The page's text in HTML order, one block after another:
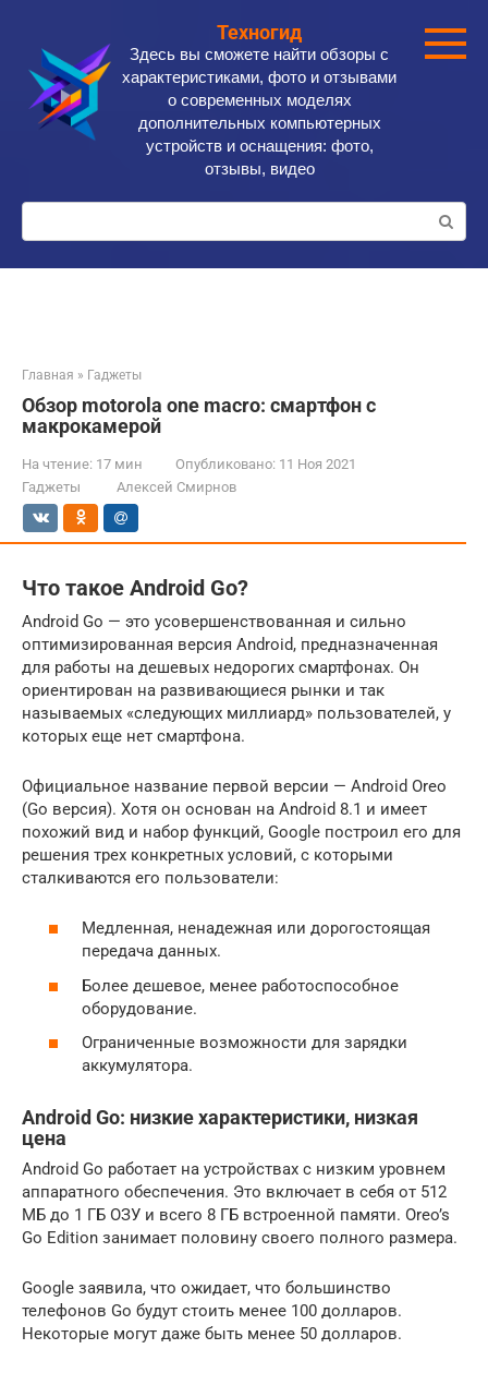
контенту
Техногид
Здесь вы сможете найти обзоры с
характеристиками, фото и отзывами
о современных моделях
дополнительных компьютерных
устройств и оснащения: фото,
отзывы, видео
Поиск:
Главная » Гаджеты
Обзор motorola one macro: смартфон с
макрокамерой
На чтение: 17 мин Опубликовано: 11 Ноя 2021
Гаджеты
Алексей Смирнов
Что такое Android Go?
Android Go — это усовершенствованная и сильно
оптимизированная версия Android, предназначенная
для работы на дешевых недорогих смартфонах. Он
ориентирован на развивающиеся рынки и так
называемых «следующих миллиард» пользователей, у
которых еще нет смартфона.
Официальное название первой версии — Android Oreo
(Go версия). Хотя он основан на Android 8.1 и имеет
похожий вид и набор функций, Google построил его для
решения трех конкретных условий, с которыми
сталкиваются его пользователи:
Медленная, ненадежная или дорогостоящая
передача данных.
Более дешевое, менее работоспособное
оборудование.
Ограниченные возможности для зарядки
аккумулятора.
Android Go: низкие характеристики, низкая
цена
Android Go работает на устройствах с низким уровнем
аппаратного обеспечения. Это включает в себя от 512
МБ до 1 ГБ ОЗУ и всего 8 ГБ встроенной памяти. Oreo’s
Go Edition занимает половину своего полного размера.
Google заявила, что ожидает, что большинство
телефонов Go будут стоить менее 100 долларов.
Некоторые могут даже быть менее 50 долларов.